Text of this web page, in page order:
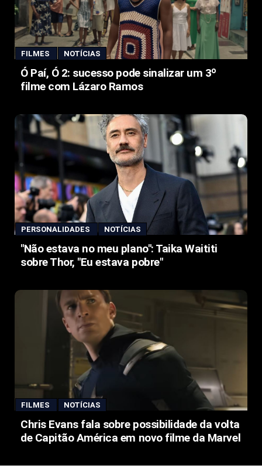
FILMES NOTÍCIAS
Ó Paí, Ó 2: sucesso pode sinalizar um 3º
filme com Lázaro Ramos
PERSONALIDADES NOTÍCIAS
"Não estava no meu plano": Taika Waititi
sobre Thor, "Eu estava pobre"
FILMES NOTÍCIAS
Chris Evans fala sobre possibilidade da volta
de Capitão América em novo filme da Marvel